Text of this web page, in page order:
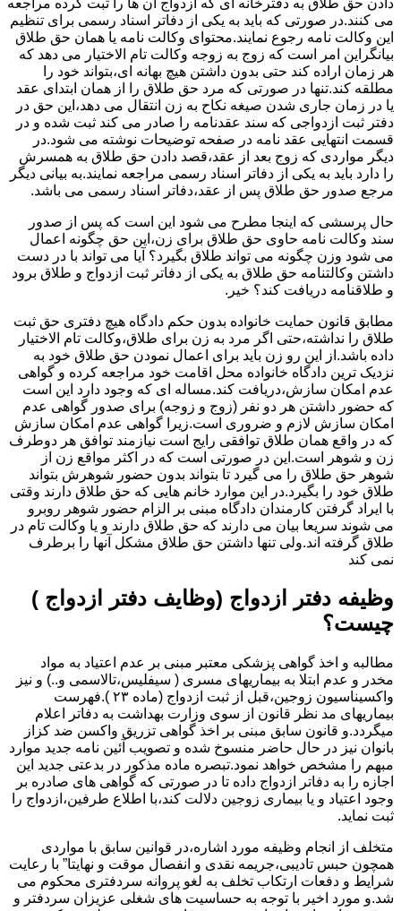
دادن حق طلاق به دفترخانه ای که ازدواج آن ها را ثبت کرده مراجعه
می کنند.در صورتی که باید به یکی از دفاتر اسناد رسمی برای تنظیم
این وکالت نامه رجوع نمایند.محتوای وکالت نامه یا همان حق طلاق
بیانگراین امر است که زوج به زوجه وکالت تام الاختیار می دهد که
هر زمان اراده کند حتی بدون داشتن هیچ بهانه ای،بتواند خود را
مطلقه کند.تنها در صورتی که مرد حق طلاق را از همان ابتدای عقد
یا در زمان جاری شدن صیغه نکاح به زن انتقال می دهد،این حق در
دفتر ثبت ازدواجی که سند عقدنامه را صادر می کند ثبت شده و در
قسمت انتهایی عقد نامه در صفحه توضیحات نوشته می شود.در
دیگر مواردی که زوج بعد از عقد،قصد دادن حق طلاق به همسرش
را دارد باید به یکی از دفاتر اسناد رسمی مراجعه نمایند.به بیانی دیگر
مرجع صدور حق طلاق پس از عقد،دفاتر اسناد رسمی می باشد.
حال پرسشی که اینجا مطرح می شود این است که پس از صدور
سند وکالت نامه حاوی حق طلاق برای زن،این حق چگونه اعمال
می شود وزن چگونه می تواند طلاق بگیرد؟ آیا می تواند با در دست
داشتن وکالتنامه حق طلاق به یکی از دفاتر ثبت ازدواج و طلاق برود
و طلاقنامه دریافت کند؟ خیر.
مطابق قانون حمایت خانواده بدون حکم دادگاه هیچ دفتری حق ثبت
طلاق را نداشته،حتی اگر مرد به زن برای طلاق،وکالت تام الاختیار
داده باشد.از این رو زن باید برای اعمال نمودن حق طلاق خود به
نزدیک ترین دادگاه خانواده محل اقامت خود مراجعه کرده و گواهی
عدم امکان سازش،دریافت کند.مساله ای که وجود دارد این است
که حضور داشتن هر دو نفر (زوج و زوجه) برای صدور گواهی عدم
امکان سازش لازم و ضروری است.زیرا گواهی عدم امکان سازش
که در واقع همان طلاق توافقی رایج است نیازمند توافق هر دوطرف
زن و شوهر است.این در صورتی است که در اکثر مواقع زن از
شوهر حق طلاق را می گیرد تا بتواند بدون حضور شوهرش بتواند
طلاق خود را بگیرد.در این موارد خانم هایی که حق طلاق دارند وقتی
با ایراد گرفتن کارمندان دادگاه مبنی بر الزام حضور شوهر روبرو
می شوند سریعا بیان می دارند که حق طلاق دارند و یا وکالت تام در
طلاق گرفته اند.ولی تنها داشتن حق طلاق مشکل آنها را برطرف
نمی کند
وظیفه دفتر ازدواج (وظایف دفتر ازدواج )
چیست؟
مطالبه و اخذ گواهی پزشکی معتبر مبنی بر عدم اعتیاد به مواد
مخدر و عدم ابتلا به بیماریهای مسری ( سیفلیس،تالاسمی و..) و نیز
واکسیناسیون زوجین،قبل از ثبت ازدواج (ماده ۲۳ ).فهرست
بیماریهای مد نظر قانون از سوی وزارت بهداشت به دفاتر اعلام
میگردد.و قانون سابق مبنی بر اخذ گواهی تزریق واکسن ضد کزاز
بانوان نیز در حال حاضر منسوخ شده و تصویب آئین نامه جدید موارد
مبهم را مشخص خواهد نمود.تبصره ماده مذکور در بدعتی جدید این
اجازه را به دفاتر ازدواج داده تا در صورتی که گواهی های صادره بر
وجود اعتیاد و یا بیماری زوجین دلالت کند،با اطلاع طرفین،ازدواج را
ثبت نماید.
متخلف از انجام وظیفه مورد اشاره،در قوانین سابق با مواردی
همچون حبس تادیبی،جریمه نقدی و انفصال موقت و نهایتا” با رعایت
شرایط و دفعات ارتکاب تخلف به لغو پروانه سردفتری محکوم می
شد.و مورد اخیر با توجه به حساسیت های شغلی عزیزان سردفتر و